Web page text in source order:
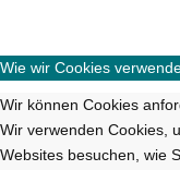
Wie wir Cookies
Wir können Cookies
Wir verwenden Cookies,
Websites besuchen, wie